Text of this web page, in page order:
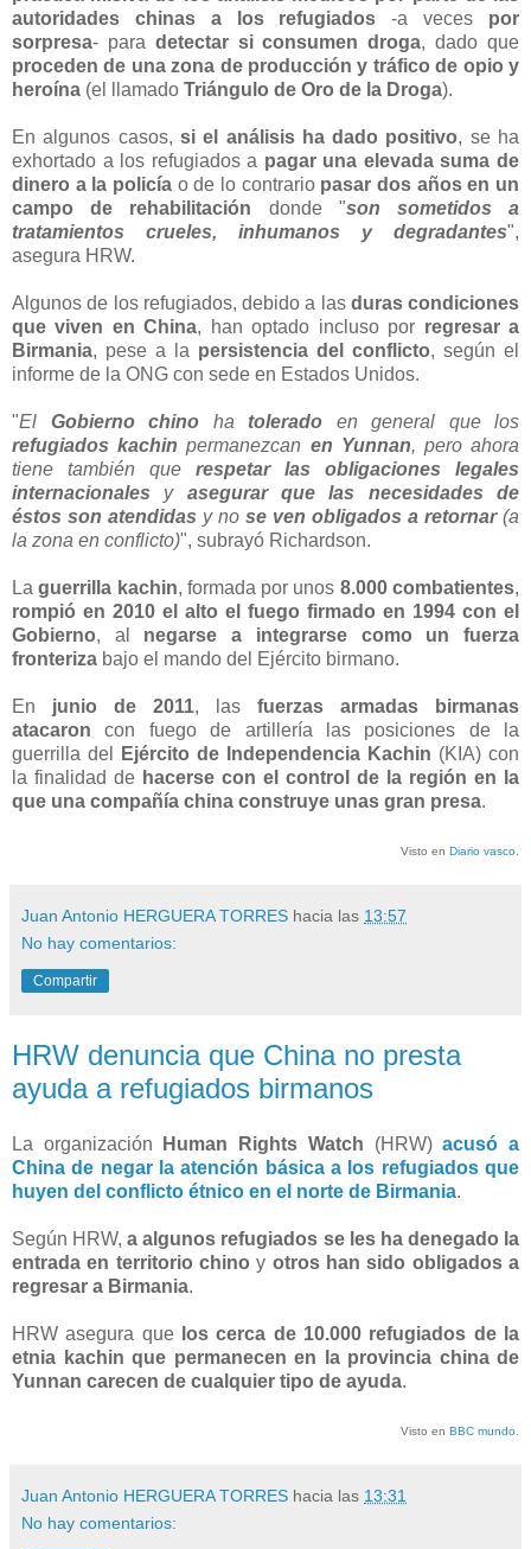
autoridades chinas a los refugiados -a veces por
sorpresa- para detectar si consumen droga, dado que
proceden de una zona de producción y tráfico de opio y
heroína (el llamado Triángulo de Oro de la Droga).
En algunos casos, si el análisis ha dado positivo, se ha
exhortado a los refugiados a pagar una elevada suma de
dinero a la policía o de lo contrario pasar dos años en un
campo de rehabilitación donde "son sometidos a
tratamientos crueles, inhumanos y degradantes",
asegura HRW.
Algunos de los refugiados, debido a las duras condiciones
que viven en China, han optado incluso por regresar a
Birmania, pese a la persistencia del conflicto, según el
informe de la ONG con sede en Estados Unidos.
"El Gobierno chino ha tolerado en general que los
refugiados kachin permanezcan en Yunnan, pero ahora
tiene también que respetar las obligaciones legales
internacionales y asegurar que las necesidades de
éstos son atendidas y no se ven obligados a retornar(a
la zona en conflicto)", subrayó Richardson.
Laguerrilla kachin, formada por unos 8.000 combatientes,
rompió en 2010 el alto el fuego firmado en 1994 con el
Gobierno, al negarse a integrarse como un fuerza
fronteriza bajo el mando del Ejército birmano.
En junio de 2011, las fuerzas armadas birmanas
atacaron con fuego de artillería las posiciones de la
guerrilla del
Ejército de Independencia Kachin (KIA) con
la finalidad de hacerse con el control de la región en la
que una compañía china construye unas gran presa.
Visto en Diario vasco
Juan Antonio HERGUERA TORRES hacia las 13:57
No hay comentarios:
Compartir
HRW denuncia que China no presta
ayuda a refugiados birmanos
La organización Human Rights Watch (HRW)acusó a
China de negar la atención básica a los refugiados que
huyen del conflicto étnico en el norte de Birmania.
Según HRW,a algunos refugiados se les ha denegado la
entrada en territorio chino y otros han sido obligados a
regresar a Birmania.
HRW asegura que los cerca de 10.000 refugiados de la
etnia kachin que permanecen en la provincia china de
Yunnan carecen de cualquier tipo de ayuda.
Visto en BBC mundo.
Juan Antonio HERGUERA TORRES hacia las 13:31
No hay comentarios: